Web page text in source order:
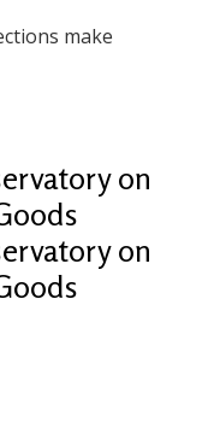
make
on
on